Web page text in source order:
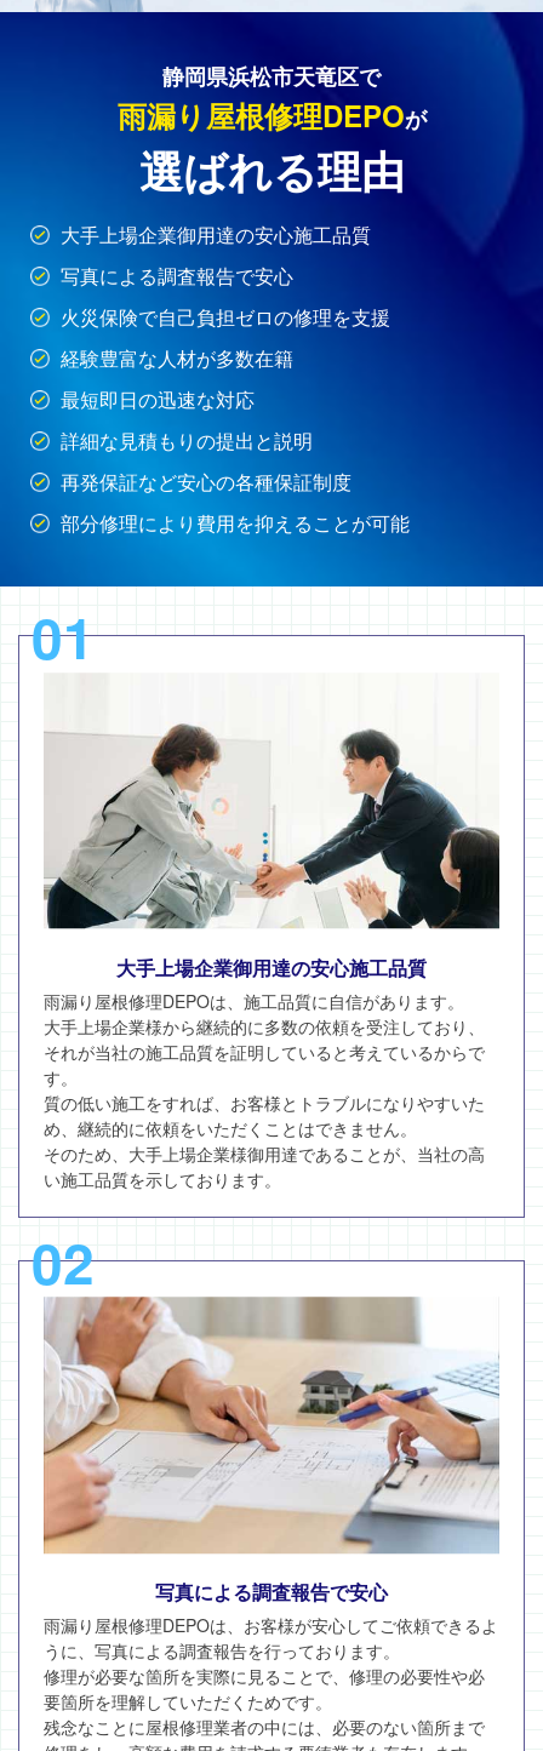
静岡県浜松市天竜区で
雨漏り屋根修理DEPOが
選ばれる理由
大手上場企業御用達の安心施工品質
写真による調査報告で安心
火災保険で自己負担ゼロの修理を支援
経験豊富な人材が多数在籍
最短即日の迅速な対応
詳細な見積もりの提出と説明
再発保証など安心の各種保証制度
部分修理により費用を抑えることが可能
01
大手上場企業御用達の安心施工品質
雨漏り屋根修理DEPOは、施工品質に自信があります。
大手上場企業様から継続的に多数の依頼を受注しており、
それが当社の施工品質を証明していると考えているからで
す。
質の低い施工をすれば、お客様とトラブルになりやすいた
め、継続的に依頼をいただくことはできません。
そのため、大手上場企業様御用達であることが、当社の高
い施工品質を示しております。
02
写真による調査報告で安心
雨漏り屋根修理DEPOは、お客様が安心してご依頼できるよ
うに、写真による調査報告を行っております。
修理が必要な箇所を実際に見ることで、修理の必要性や必
要箇所を理解していただくためです。
残念なことに屋根修理業者の中には、必要のない箇所まで